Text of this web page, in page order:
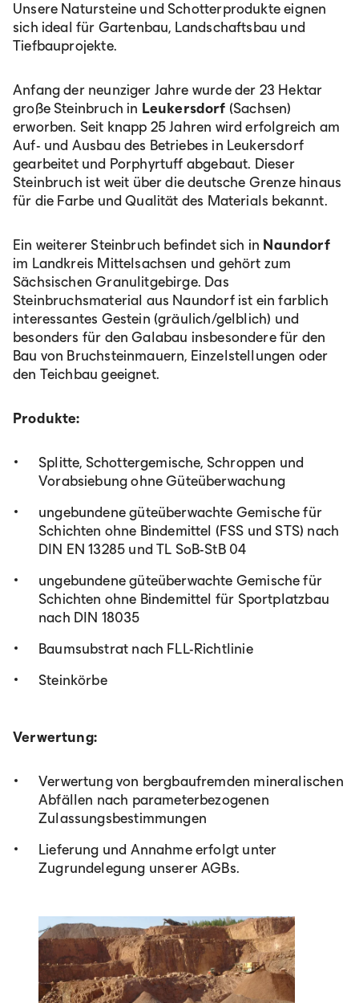
Unsere Natursteine und Schotterprodukte eignen
sich ideal für Gartenbau, Landschaftsbau und
Tiefbauprojekte.
Anfang der neunziger Jahre wurde der 23 Hektar
große Steinbruch in Leukersdorf (Sachsen)
erworben. Seit knapp 25 Jahren wird erfolgreich am
Auf- und Ausbau des Betriebes in Leukersdorf
gearbeitet und Porphyrtuff abgebaut. Dieser
Steinbruch ist weit über die deutsche Grenze hinaus
für die Farbe und Qualität des Materials bekannt.
Ein weiterer Steinbruch befindet sich in Naundorf
im Landkreis Mittelsachsen und gehört zum
Sächsischen Granulitgebirge. Das
Steinbruchsmaterial aus Naundorf ist ein farblich
interessantes Gestein (gräulich/gelblich) und
besonders für den Galabau insbesondere für den
Bau von Bruchsteinmauern, Einzelstellungen oder
den Teichbau geeignet.
Produkte:
Splitte, Schottergemische, Schroppen und
Vorabsiebung ohne Güteüberwachung
ungebundene güteüberwachte Gemische für
Schichten ohne Bindemittel (FSS und STS) nach
DIN EN 13285 und TL SoB-StB 04
ungebundene güteüberwachte Gemische für
Schichten ohne Bindemittel für Sportplatzbau
nach DIN 18035
Baumsubstrat nach FLL-Richtlinie
Steinkörbe
Verwertung:
Verwertung von bergbaufremden mineralischen
Abfällen nach parameterbezogenen
Zulassungsbestimmungen
Lieferung und Annahme erfolgt unter
Zugrundelegung unserer AGBs.